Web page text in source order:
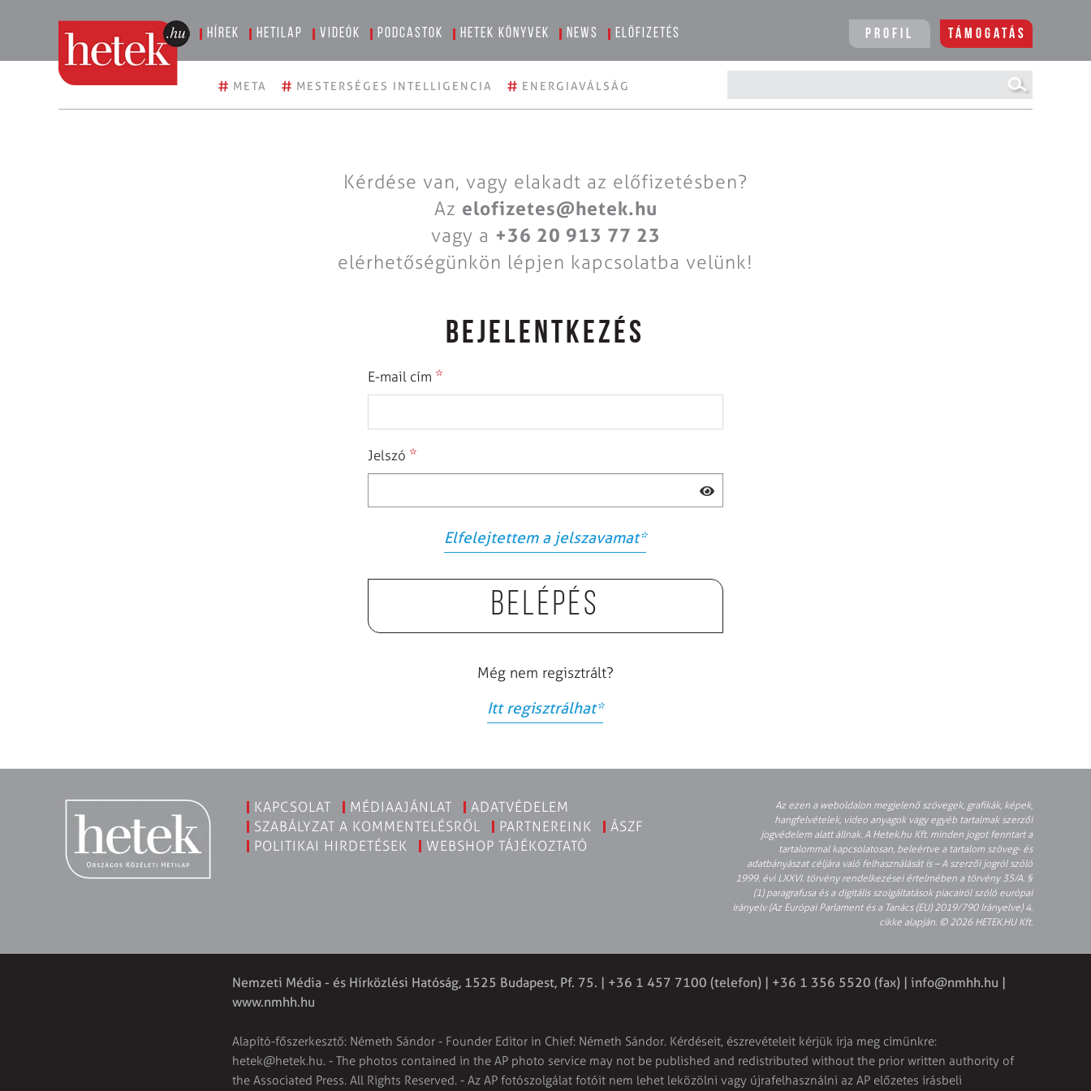
Hírek Hetilap Videók Podcastok Hetek könyvek News Előfizetés Profil Támogatás
# META # MESTERSÉGES INTELLIGENCIA # ENERGIAVÁLSÁG
Kérdése van, vagy elakadt az előfizetésben?
Az elofizetes@hetek.hu
vagy a +36 20 913 77 23
elérhetőségünkön lépjen kapcsolatba velünk!
BEJELENTKEZÉS
E-mail cím *
Jelszó *
Elfelejtettem a jelszavamat*
Belépés
Még nem regisztrált?
Itt regisztrálhat*
KAPCSOLAT MÉDIAAJÁNLAT
ADATVÉDELEM
SZABÁLYZAT A KOMMENTELÉSRŐL
PARTNEREINK
ÁSZF
POLITIKAI HIRDETÉSEK
WEBSHOP TÁJÉKOZTATÓ
Az ezen a weboldalon megjelenő szövegek, grafikák, képek,
hangfelvételek, video anyagok vagy egyéb tartalmak szerzői
jogvédelem alatt állnak. A Hetek.hu Kft. minden jogot fenntart a
tartalommal kapcsolatosan, beleértve a tartalom szöveg- és
adatbányászat céljára való felhasználását is – A szerzői jogról szóló
1999. évi LXXVI. törvény rendelkezései értelmében a törvény 35/A. §
(1) paragrafusa és a digitális szolgáltatások piacairól szóló európai
irányelv (Az Európai Parlament és a Tanács (EU) 2019/790 Irányelve) 4.
cikke alapján. © 2026 HETEK.HU Kft.
Nemzeti Média - és Hírközlési Hatóság, 1525 Budapest, Pf. 75. | +36 1 457 7100 (telefon) | +36 1 356 5520 (fax) | info@nmhh.hu |
www.nmhh.hu
Alapító-főszerkesztő: Németh Sándor - Founder Editor in Chief: Németh Sándor. Kérdéseit, észrevételeit kérjük írja meg címünkre:
hetek@hetek.hu. - The photos contained in the AP photo service may not be published and redistributed without the prior written authority of
the Associated Press. All Rights Reserved. - Az AP fotószolgálat fotóit nem lehet leközölni vagy újrafelhasználni az AP előzetes írásbeli